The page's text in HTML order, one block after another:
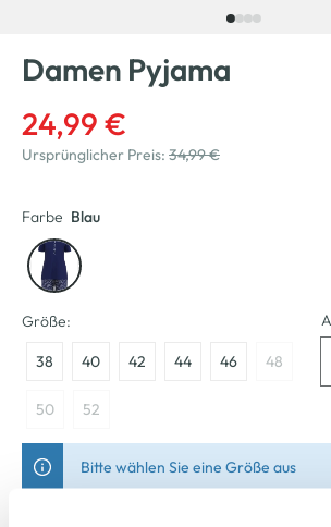
Damen Pyjama
24,99 €
Ursprünglicher Preis: 34,99 €
Farbe Blau
Größe:
38 40 42 44 46 48
50 52
Bitte wählen Sie eine Größe aus